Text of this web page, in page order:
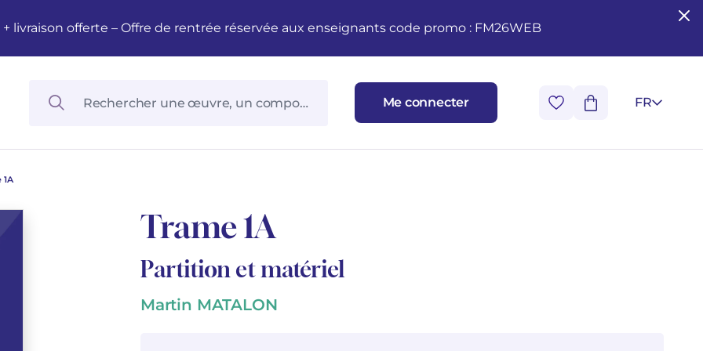
livraison offerte – Offre de rentrée réservée aux enseignants code promo : FM26WEB
Me connecter FR
1A
Trame 1A
Partition et matériel
Martin MATALON